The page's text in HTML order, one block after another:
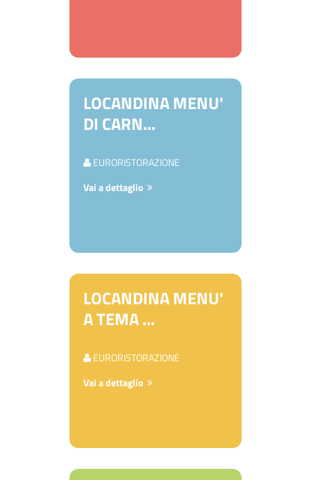
LOCANDINA MENU'
DI CARN...
EURORISTORAZIONE
Vai a dettaglio
LOCANDINA MENU'
A TEMA ...
EURORISTORAZIONE
Vai a dettaglio